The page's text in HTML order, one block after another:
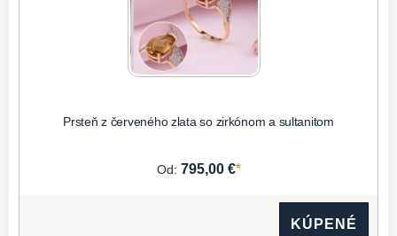
Prsteň z červeného zlata so zirkónom a sultanitom
Od: 795,00 €*
KÚPENÉ